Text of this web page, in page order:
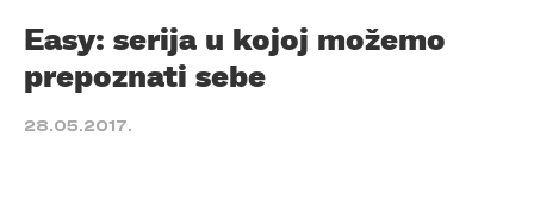
Easy: serija u kojoj možemo
prepoznati sebe
28.05.2017.